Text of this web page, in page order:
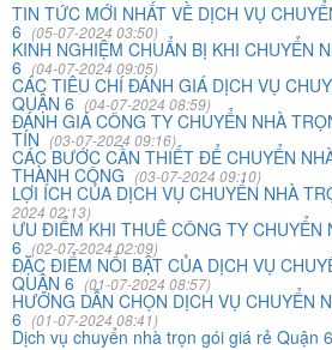
TIN TỨC MỚI NHẤT VỀ DỊCH VỤ
6 (05-07-2024 03:50)
KINH NGHIỆM CHUẨN BỊ KHI CHUYỂN
6 (04-07-2024 09:05)
CÁC TIÊU CHÍ ĐÁNH GIÁ DỊCH VỤ
QUẬN 6 (04-07-2024 08:59)
ĐÁNH GIÁ CÔNG TY CHUYỂN NHÀ
TÍN (03-07-2024 09:16)
CÁC BƯỚC CẦN THIẾT ĐỂ CHUYỂN
THÀNH CÔNG (03-07-2024 09:10)
LỢI ÍCH CỦA DỊCH VỤ CHUYỂN NHÀ
2024 02:13)
ƯU ĐIỂM KHI THUÊ CÔNG TY CHUYỂN
6 (02-07-2024 02:09)
ĐẶC ĐIỂM NỔI BẬT CỦA DỊCH VỤ
QUẬN 6 (01-07-2024 08:57)
HƯỚNG DẪN CHỌN DỊCH VỤ CHUYỂN
6 (01-07-2024 08:41)
Dịch vụ chuyển nhà trọn gói giá rẻ Quận 6
Vừa qua tôi có chuyển văn phòng
Hòa. Ban đầu tôi cũng đắn đo
nhưng cuối cùng tôi quyết định
Nguyên. Tôi thật sự hài lòng. Cảm